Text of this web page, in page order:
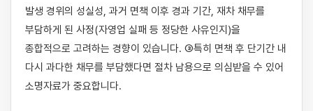
발생 경위의 성실성, 과거 면책 이후 경과 기간, 재차 채무를
부담하게 된 사정(자영업 실패 등 정당한 사유인지)을
종합적으로 고려하는 경향이 있습니다. ③특히 면책 후 단기간 내
다시 과다한 채무를 부담했다면 절차 남용으로 의심받을 수 있어
소명자료가 중요합니다.